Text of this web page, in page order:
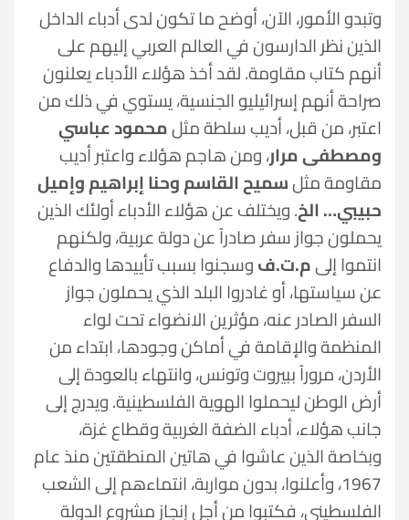
وتبدو الأمور، الآن، أوضح ما تكون لدى أدباء الداخل
الذين نظر الدارسون في العالم العربي إليهم على
أنهم كتاب مقاومة. لقد أخذ هؤلاء الأدباء يعلنون
صراحة أنهم إسرائيليو الجنسية، يستوي في ذلك من
اعتبر، من قبل، أديب سلطة مثلمحمود عباسي
ومصطفى مرار، ومن هاجم هؤلاء واعتبر أديب
مقاومة مثلسميح القاسم وحنا إبراهيم وإميل
حبيبي… الخ. ويختلف عن هؤلاء الأدباء أولئك الذين
يحملون جواز سفر صادراً عن دولة عربية، ولكنهم
انتموا إلىم.ت.فوسجنوا بسبب تأييدها والدفاع
عن سياستها، أو غادروا البلد الذي يحملون جواز
السفر الصادر عنه، مؤثرين الانضواء تحت لواء
المنظمة والإقامة في أماكن وجودها، ابتداء من
الأردن، مروراً ببيروت وتونس، وانتهاء بالعودة إلى
أرض الوطن ليحملوا الهوية الفلسطينية. ويدرج إلى
جانب هؤلاء، أدباء الضفة الغربية وقطاع غزة،
وبخاصة الذين عاشوا في هاتين المنطقتين منذ عام
1967، وأعلنوا، بدون مواربة، انتماءهم إلى الشعب
الفلسطيني، فكتبوا من أجل إنجاز مشروع الدولة